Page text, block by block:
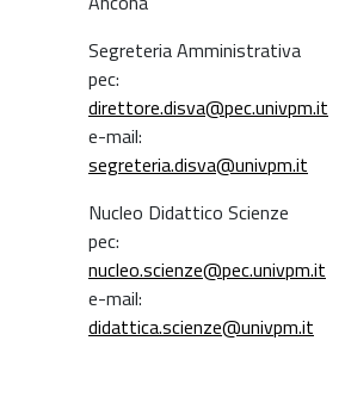
Segreteria Amministrativa
pec:
direttore.disva@pec.univpm.it
e-mail:
segreteria.disva@univpm.it
Nucleo Didattico Scienze
pec:
nucleo.scienze@pec.univpm.it
e-mail:
didattica.scienze@univpm.it